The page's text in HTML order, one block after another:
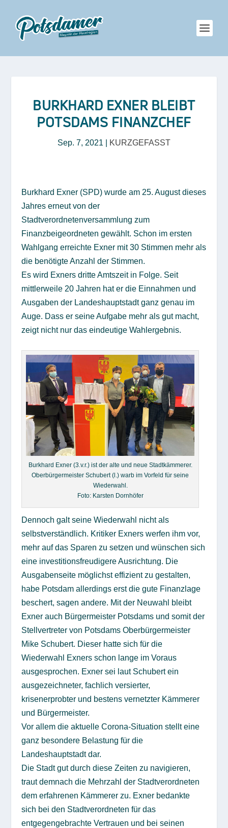
BURKHARD EXNER BLEIBT
POTSDAMS FINANZCHEF
Sep. 7, 2021 KURZGEFASST
Burkhard Exner (SPD) wurde am 25. August dieses
Jahres erneut von der
Stadtverordnetenversammlung zum
Finanzbeigeordneten gewählt. Schon im ersten
Wahlgang erreichte Exner mit 30 Stimmen mehr als
die benötigte Anzahl der Stimmen.
Es wird Exners dritte Amtszeit in Folge. Seit
mittlerweile 20 Jahren hat er die Einnahmen und
Ausgaben der Landeshauptstadt ganz genau im
Auge. Dass er seine Aufgabe mehr als gut macht,
zeigt nicht nur das eindeutige Wahlergebnis.
Burkhard Exner (3.v.r.) ist der alte und neue Stadtkämmerer.
Oberbürgermeister Schubert (l.) warb im Vorfeld für seine
Wiederwahl.
Foto: Karsten Dornhöfer
Dennoch galt seine Wiederwahl nicht als
selbstverständlich. Kritiker Exners werfen ihm vor,
mehr auf das Sparen zu setzen und wünschen sich
eine investitionsfreudigere Ausrichtung. Die
Ausgabenseite möglichst effizient zu gestalten,
habe Potsdam allerdings erst die gute Finanzlage
beschert, sagen andere. Mit der Neuwahl bleibt
Exner auch Bürgermeister Potsdams und somit der
Stellvertreter von Potsdams Oberbürgermeister
Mike Schubert. Dieser hatte sich für die
Wiederwahl Exners schon lange im Voraus
ausgesprochen. Exner sei laut Schubert ein
ausgezeichneter, fachlich versierter,
krisenerprobter und bestens vernetzter Kämmerer
und Bürgermeister.
Vor allem die aktuelle Corona-Situation stellt eine
ganz besondere Belastung für die
Landeshauptstadt dar.
Die Stadt gut durch diese Zeiten zu navigieren,
traut demnach die Mehrzahl der Stadtverordneten
dem erfahrenen Kämmerer zu. Exner bedankte
sich bei den Stadtverordneten für das
entgegengebrachte Vertrauen und bei seinen